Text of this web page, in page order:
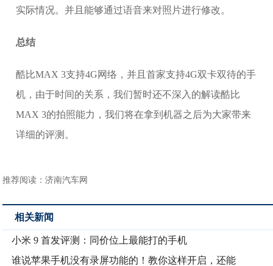
实际情况。并且能够通过语音来对照片进行修改。
总结
酷比MAX 3支持4G网络，并且首家支持4G双卡双待的手
机，由于时间的关系，我们暂时还不深入的解读酷比
MAX 3的拍照能力，我们将在拿到机器之后为大家带来
详细的评测。
推荐阅读：济南汽车网
相关新闻
小米 9 首发评测：同价位上最能打的手机
谁说苹果手机没有录屏功能的！教你这样开启，还能